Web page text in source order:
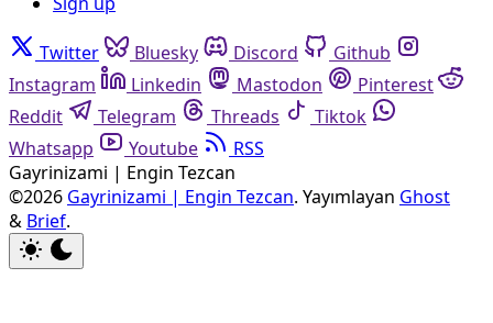
Twitter Bluesky Discord
Github
Instagram
Linkedin Mastodon
Pinterest
Reddit
Telegram Threads
Tiktok
Whatsapp
Youtube
RSS
Gayrinizami | Engin Tezcan
©2026 Gayrinizami | Engin Tezcan. Yayımlayan Ghost
& Brief.